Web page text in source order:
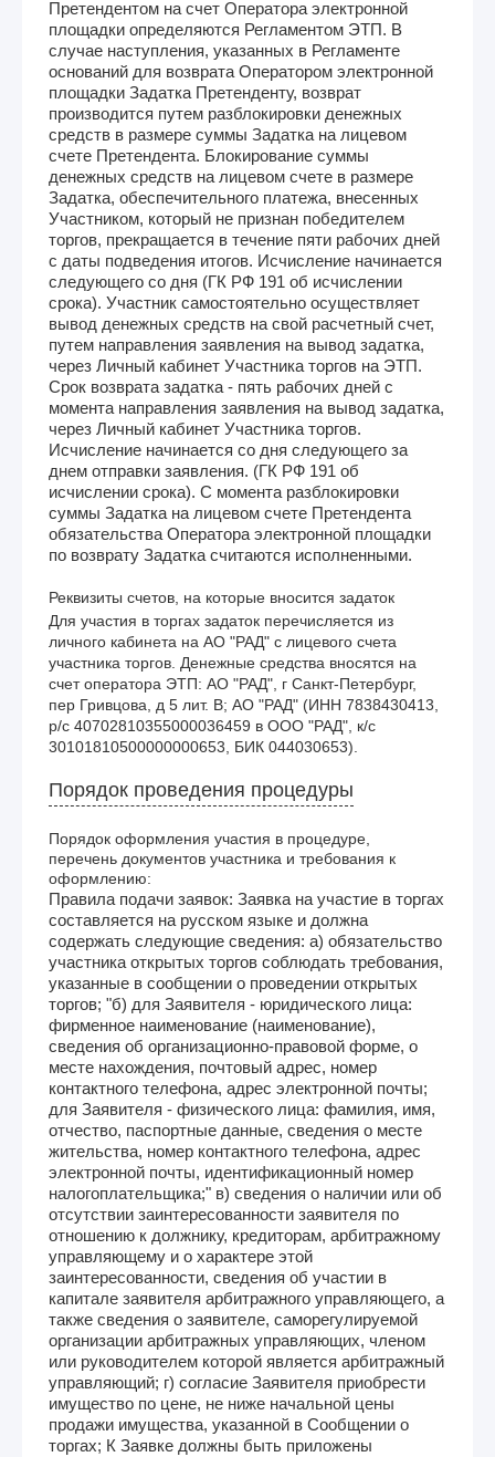
Претендентом на счет Оператора электронной
площадки определяются Регламентом ЭТП. В
случае наступления, указанных в Регламенте
оснований для возврата Оператором электронной
площадки Задатка Претенденту, возврат
производится путем разблокировки денежных
средств в размере суммы Задатка на лицевом
счете Претендента. Блокирование суммы
денежных средств на лицевом счете в размере
Задатка, обеспечительного платежа, внесенных
Участником, который не признан победителем
торгов, прекращается в течение пяти рабочих дней
с даты подведения итогов. Исчисление начинается
следующего со дня (ГК РФ 191 об исчислении
срока). Участник самостоятельно осуществляет
вывод денежных средств на свой расчетный счет,
путем направления заявления на вывод задатка,
через Личный кабинет Участника торгов на ЭТП.
Срок возврата задатка - пять рабочих дней с
момента направления заявления на вывод задатка,
через Личный кабинет Участника торгов.
Исчисление начинается со дня следующего за
днем отправки заявления. (ГК РФ 191 об
исчислении срока). С момента разблокировки
суммы Задатка на лицевом счете Претендента
обязательства Оператора электронной площадки
по возврату Задатка считаются исполненными.
Реквизиты счетов, на которые вносится задаток
Для участия в торгах задаток перечисляется из
личного кабинета на АО "РАД" с лицевого счета
участника торгов. Денежные средства вносятся на
счет оператора ЭТП: АО "РАД", г Санкт-Петербург,
пер Гривцова, д 5 лит. В; АО "РАД" (ИНН 7838430413,
р/с 40702810355000036459 в ООО "РАД", к/с
30101810500000000653, БИК 044030653).
Порядок проведения процедуры
Порядок оформления участия в процедуре,
перечень документов участника и требования к
оформлению:
Правила подачи заявок: Заявка на участие в торгах
составляется на русском языке и должна
содержать следующие сведения: а) обязательство
участника открытых торгов соблюдать требования,
указанные в сообщении о проведении открытых
торгов; "б) для Заявителя - юридического лица:
фирменное наименование (наименование),
сведения об организационно-правовой форме, о
месте нахождения, почтовый адрес, номер
контактного телефона, адрес электронной почты;
для Заявителя - физического лица: фамилия, имя,
отчество, паспортные данные, сведения о месте
жительства, номер контактного телефона, адрес
электронной почты, идентификационный номер
налогоплательщика;" в) сведения о наличии или об
отсутствии заинтересованности заявителя по
отношению к должнику, кредиторам, арбитражному
управляющему и о характере этой
заинтересованности, сведения об участии в
капитале заявителя арбитражного управляющего, а
также сведения о заявителе, саморегулируемой
организации арбитражных управляющих, членом
или руководителем которой является арбитражный
управляющий; г) согласие Заявителя приобрести
имущество по цене, не ниже начальной цены
продажи имущества, указанной в Сообщении о
торгах; К Заявке должны быть приложены